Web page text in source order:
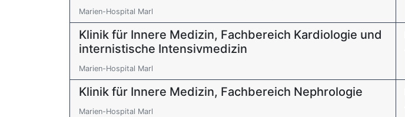
Marien-Hospital Marl
Klinik für Innere Medizin, Fachbereich Kardiologie und
internistische Intensivmedizin
Marien-Hospital Marl
Klinik für Innere Medizin, Fachbereich Nephrologie
Marien-Hospital Marl